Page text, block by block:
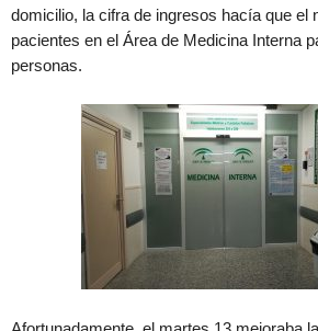
domicilio, la cifra de ingresos hacía que el
pacientes en el Área de Medicina Interna
personas.